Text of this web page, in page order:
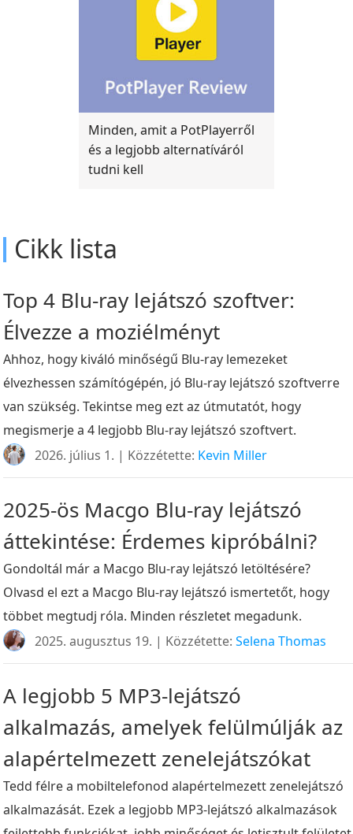
Minden, amit a PotPlayerről
és a legjobb alternatíváról
tudni kell
Cikk lista
Top 4 Blu-ray lejátszó szoftver:
Élvezze a moziélményt
Ahhoz, hogy kiváló minőségű Blu-ray lemezeket
élvezhessen számítógépén, jó Blu-ray lejátszó szoftverre
van szükség. Tekintse meg ezt az útmutatót, hogy
megismerje a 4 legjobb Blu-ray lejátszó szoftvert.
2026. július 1. | Közzétette: Kevin Miller
2025-ös Macgo Blu-ray lejátszó
áttekintése: Érdemes kipróbálni?
Gondoltál már a Macgo Blu-ray lejátszó letöltésére?
Olvasd el ezt a Macgo Blu-ray lejátszó ismertetőt, hogy
többet megtudj róla. Minden részletet megadunk.
2025. augusztus 19. | Közzétette:Selena Thomas
A legjobb 5 MP3-lejátszó
alkalmazás, amelyek felülmúlják az
alapértelmezett zenelejátszókat
Tedd félre a mobiltelefonod alapértelmezett zenelejátszó
alkalmazását. Ezek a legjobb MP3-lejátszó alkalmazások